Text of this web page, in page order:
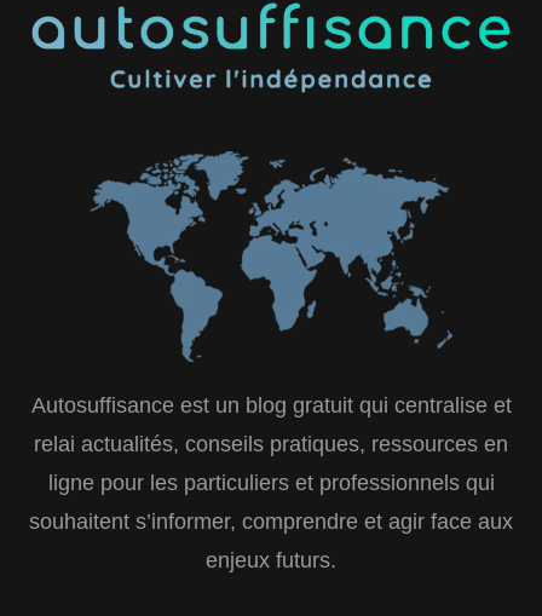
Autosuffisance est un blog gratuit qui centralise et
relai actualités, conseils pratiques, ressources en
ligne pour les particuliers et professionnels qui
souhaitent s’informer, comprendre et agir face aux
enjeux futurs.